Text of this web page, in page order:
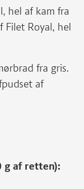
hel af kam fra
Filet Royal, hel
fra gris.
af
g af retten):